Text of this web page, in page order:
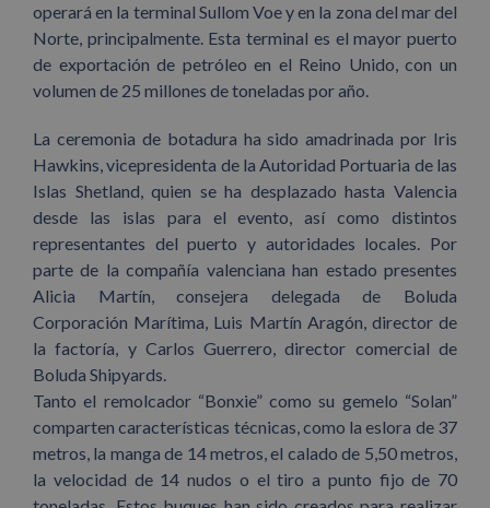
operará en la terminal Sullom Voe y en la zona del mar del
Norte, principalmente. Esta terminal es el mayor puerto
de exportación de petróleo en el Reino Unido, con un
volumen de 25 millones de toneladas por año.
La ceremonia de botadura ha sido amadrinada por Iris
Hawkins, vicepresidenta de la Autoridad Portuaria de las
Islas Shetland, quien se ha desplazado hasta Valencia
desde las islas para el evento, así como distintos
representantes del puerto y autoridades locales. Por
parte de la compañía valenciana han estado presentes
Alicia Martín, consejera delegada de Boluda
Corporación Marítima, Luis Martín Aragón, director de
la factoría, y Carlos Guerrero, director comercial de
Boluda Shipyards.
Tanto el remolcador “Bonxie” como su gemelo “Solan”
comparten características técnicas, como la eslora de 37
metros, la manga de 14 metros, el calado de 5,50 metros,
la velocidad de 14 nudos o el tiro a punto fijo de 70